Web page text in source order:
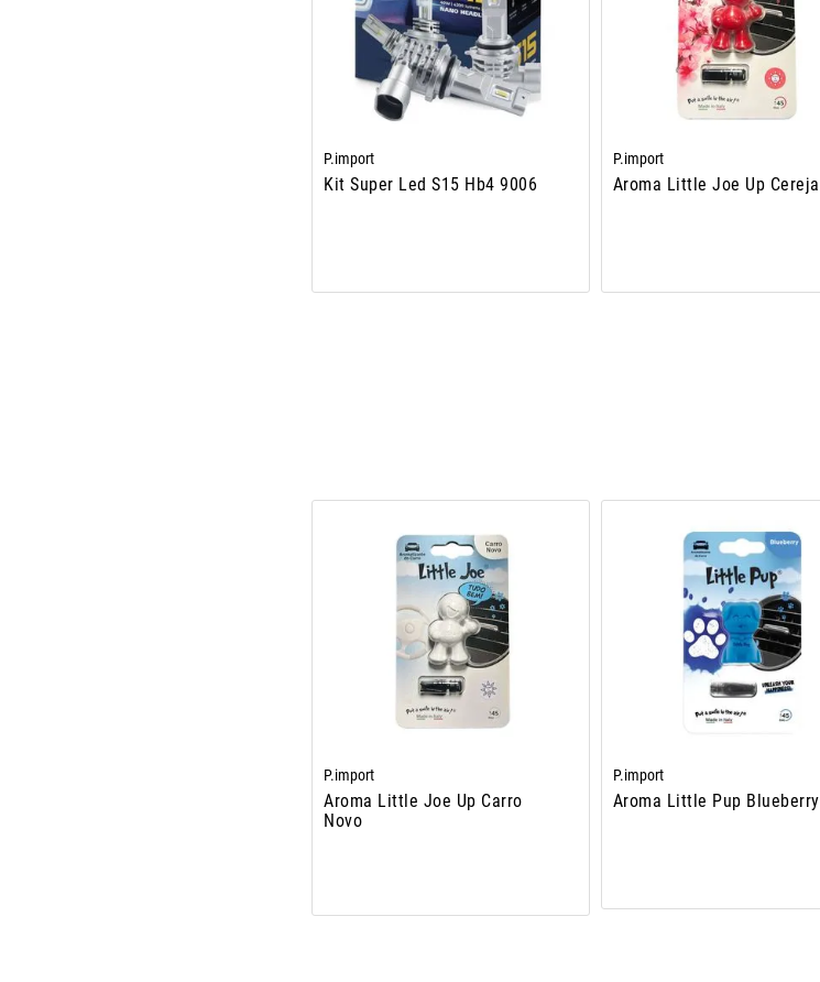
P.import
Kit Super Led S15 Hb4 9006
P.import
Aroma Little Joe Up Cereja
P.import
Aroma Little Joe Up Carro
Novo
P.import
Aroma Little Pup Blueberry